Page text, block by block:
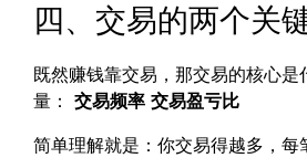
四、交易的两个关
既然赚钱靠交易，那交易的核心是
量：交易频率 交易盈亏比
简单理解就是：你交易得越多，每